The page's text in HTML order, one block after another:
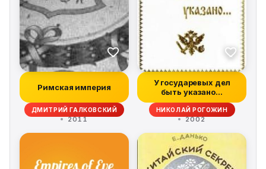
Римская империя
ДМИТРИЙ ГАЛКОВСКИЙ
2011
У государевых дел
быть указано...
НИКОЛАЙ РОГОЖИН
2002